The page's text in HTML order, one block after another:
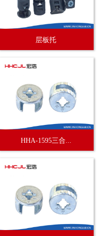
层板托
HHA-1595三合...